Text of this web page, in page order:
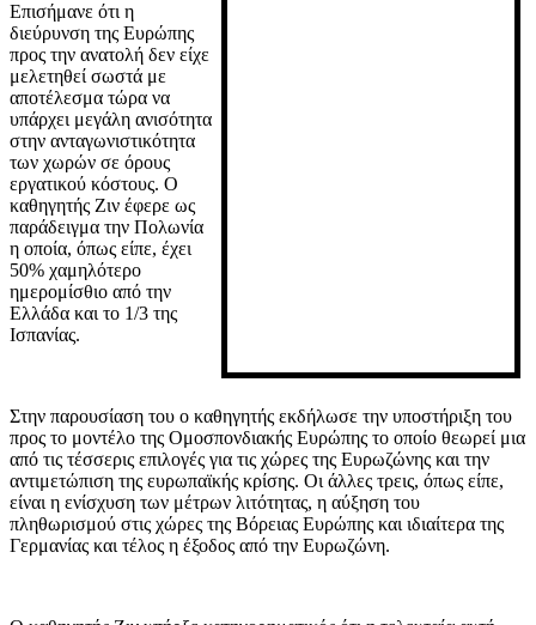
Επισήμανε ότι η
διεύρυνση της Ευρώπης
προς την ανατολή δεν είχε
μελετηθεί σωστά με
αποτέλεσμα τώρα να
υπάρχει μεγάλη ανισότητα
στην ανταγωνιστικότητα
των χωρών σε όρους
εργατικού κόστους. Ο
καθηγητής Ζιν έφερε ως
παράδειγμα την Πολωνία
η οποία, όπως είπε, έχει
50% χαμηλότερο
ημερομίσθιο από την
Ελλάδα και το 1/3 της
Ισπανίας.
Στην παρουσίαση του ο καθηγητής εκδήλωσε την υποστήριξη του
προς το μοντέλο της Ομοσπονδιακής Ευρώπης το οποίο θεωρεί μια
από τις τέσσερις επιλογές για τις χώρες της Ευρωζώνης και την
αντιμετώπιση της ευρωπαϊκής κρίσης. Οι άλλες τρεις, όπως είπε,
είναι η ενίσχυση των μέτρων λιτότητας, η αύξηση του
πληθωρισμού στις χώρες της Βόρειας Ευρώπης και ιδιαίτερα της
Γερμανίας και τέλος η έξοδος από την Ευρωζώνη.